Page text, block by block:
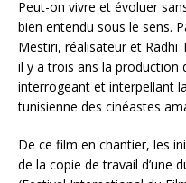
Peut-on vivre et évoluer
bien entendu sous le sens.
Mestiri, réalisateur et
il y a trois ans la production
interrogeant et interpellant
tunisienne des cinéastes
De ce film en chantier, les
de la copie de travail d’une